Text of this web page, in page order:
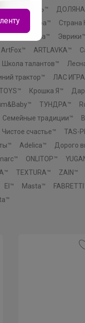
ЭТЕЛЬ™
мануфактура™
Страна
Альтернатива™ Эврики™
ArtFox™ ARTLAVKA™
Школа талантов™
трактор™ ЛАС
Крошка Я™
ТУНДРА™
Семейные традиции™
Чистое счастье™
TAS-
Adelica™ Дорого
ONLITOP™
TEXTURA™ ZAIN™
El™ Masta™